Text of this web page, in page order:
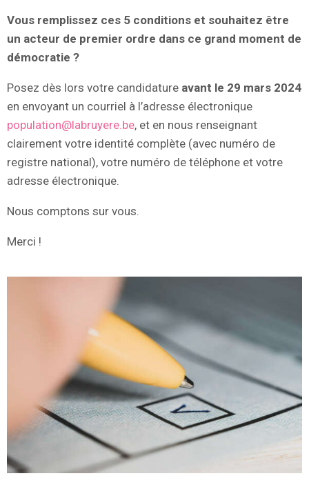
Vous remplissez ces 5 conditions et souhaitez être
un acteur de premier ordre dans ce grand moment de
démocratie ?
Posez dès lors votre candidature avant le 29 mars 2024
en envoyant un courriel à l’adresse électronique
population@labruyere.be, et en nous renseignant
clairement votre identité complète (avec numéro de
registre national), votre numéro de téléphone et votre
adresse électronique.
Nous comptons sur vous.
Merci !